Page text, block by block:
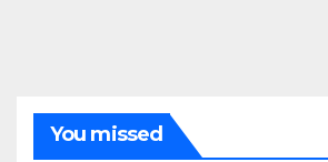
You missed